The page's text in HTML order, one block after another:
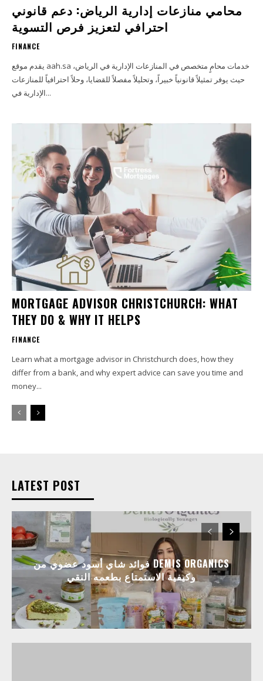
محامي منازعات إدارية الرياض: دعم قانوني
احترافي لتعزيز فرص التسوية
FINANCE
يقدم موقع aah.sa خدمات محامٍ متخصص في المنازعات الإدارية في الرياض،
حيث يوفر تمثيلاً قانونياً خبيراً، وتحليلاً مفصلاً للقضايا، وحلاً احترافياً للمنازعات
الإدارية في...
MORTGAGE ADVISOR CHRISTCHURCH: WHAT
THEY DO & WHY IT HELPS
FINANCE
Learn what a mortgage advisor in Christchurch does, how they
differ from a bank, and why expert advice can save you time and
money...
LATEST POST
فوائد شاي أسود عضوي من DEMIS ORGANICS
وكيفية الاستمتاع بطعمه النقي